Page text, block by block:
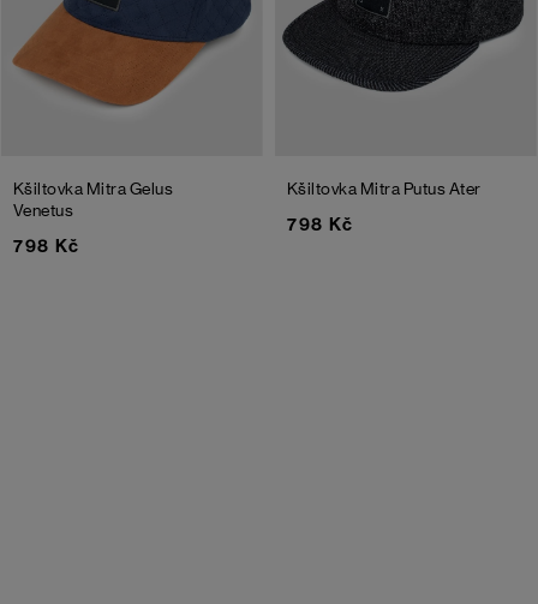
Kšiltovka Mitra Gelus
Venetus
798 Kč
Kšiltovka Mitra Putus Ater
798 Kč